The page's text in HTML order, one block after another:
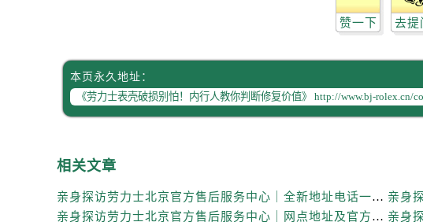
辽宁省辽阳市白塔区新运大街劳力士售后服务中
辽宁省铁岭市银州区南马路劳力士售后服务中心
辽宁省沈阳市沈河区中街路137号亨得利名表维
河北省保定市竞秀区朝阳北大街北国先天下劳力
内蒙古自治区阿拉善盟市左旗土尔扈特大街劳力
赞一下 去提
本页永久地址：
相关文章
亲身探访劳力士北京官方售后服务中心｜全新地址电话一览（2026年7月最新）
亲身探访劳力士北京官方售后服务中心｜网点地址及官方服务电话（2026年6月最新）